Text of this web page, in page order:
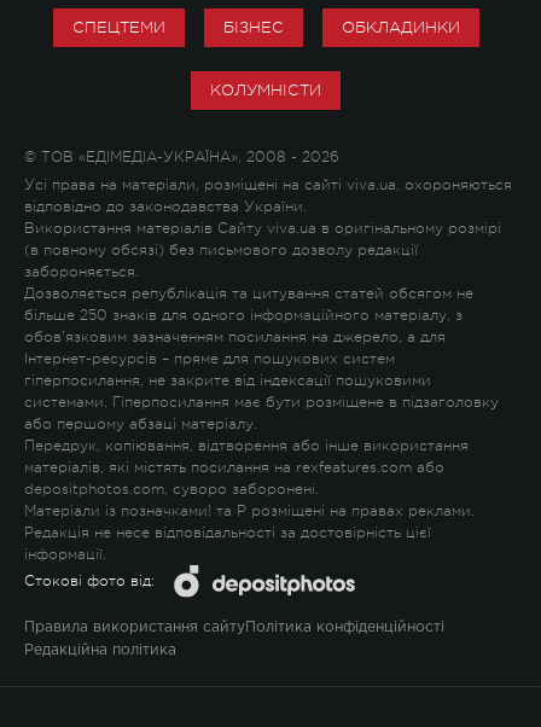
СПЕЦТЕМИ БІЗНЕС ОБКЛАДИНКИ
КОЛУМНІСТИ
© ТОВ «ЕДІМЕДІА-УКРАЇНА», 2008 - 2026
Усі права на матеріали, розміщені на сайті viva.ua, охороняються
відповідно до законодавства України.
Використання матеріалів Сайту viva.ua в оригінальному розмірі
(в повному обсязі) без письмового дозволу редакції
забороняється.
Дозволяється републікація та цитування статей обсягом не
більше 250 знаків для одного інформаційного матеріалу, з
обов'язковим зазначенням посилання на джерело, а для
Інтернет-ресурсів – пряме для пошукових систем
гіперпосилання, не закрите від індексації пошуковими
системами. Гіперпосилання має бути розміщене в підзаголовку
або першому абзаці матеріалу.
Передрук, копіювання, відтворення або інше використання
матеріалів, які містять посилання на rexfeatures.com або
depositphotos.com, суворо заборонені.
Матеріали із позначками! та P розміщені на правах реклами.
Редакція не несе відповідальності за достовірність цієї
інформації.
Стокові фото від:
Правила використання сайту Політика конфіденційності
Редакційна політика